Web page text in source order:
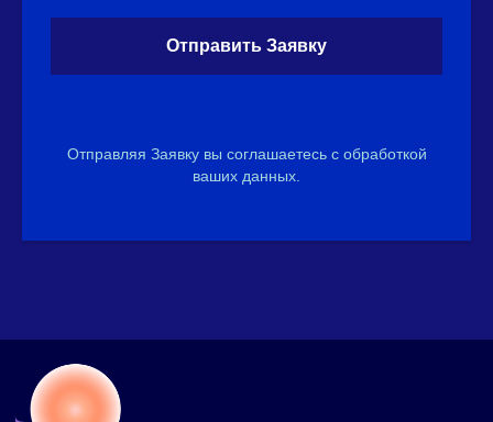
Отправить Заявку
Отправляя Заявку вы соглашаетесь с обработкой
ваших данных.